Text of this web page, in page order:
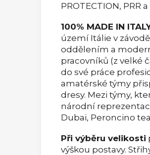
PROTECTION, PRR a
100% MADE IN
území Itálie v
oddělením a
pracovníků (z velké
do své práce
amatérské týmy
dresy. Mezi týmy,
národní
Dubai, Peroncino
Při výběru velikosti
výškou postavy.